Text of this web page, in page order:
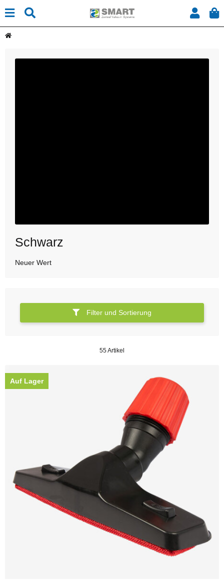
Schwarz
Neuer Wert
Filter und Sortierung
55 Artikel
Auf Lager